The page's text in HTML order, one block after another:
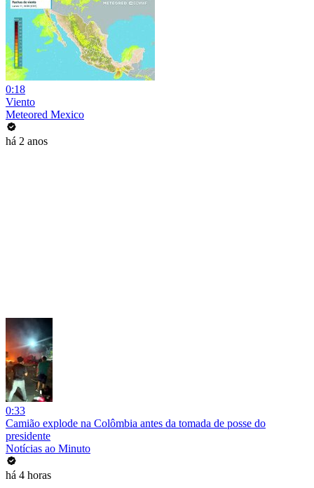
0:18
Viento
Meteored Mexico
há 2 anos
0:33
Camião explode na Colômbia antes da tomada de posse do
presidente
Notícias ao Minuto
há 4 horas